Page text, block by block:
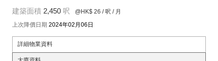
建築面積 2,450 呎 @HK$ 26 / 呎 / 月
上次降價日期 2024年02月06日
詳細物業資料